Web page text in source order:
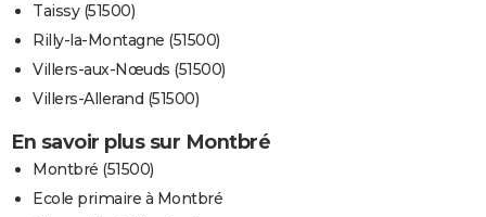
Taissy (51500)
Rilly-la-Montagne (51500)
Villers-aux-Nœuds (51500)
Villers-Allerand (51500)
En savoir plus sur Montbré
Montbré (51500)
Ecole primaire à Montbré